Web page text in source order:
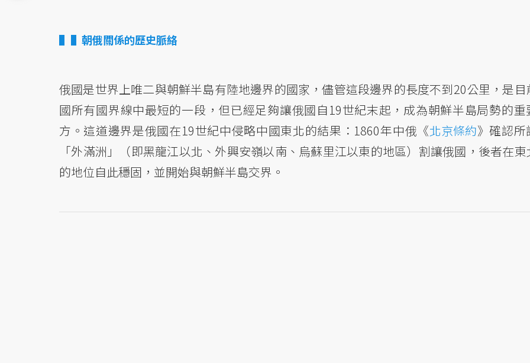
▌朝俄關係的歷史脈絡
俄國是世界上唯二與朝鮮半島有陸地邊界的國家，儘管這段邊界的長度不到20公里，是目
國所有國界線中最短的一段，但已經足夠讓俄國自19世紀末起，成為朝鮮半島局勢的重
方。這道邊界是俄國在19世紀中侵略中國東北的結果：1860年中俄《北京條約》確認所
「外滿洲」（即黑龍江以北、外興安嶺以南、烏蘇里江以東的地區）割讓俄國，後者在東
的地位自此穩固，並開始與朝鮮半島交界。